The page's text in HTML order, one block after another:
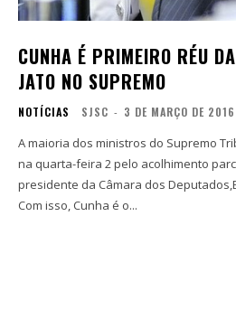
CUNHA É PRIMEIRO RÉU
JATO NO SUPREMO
NOTÍCIAS SJSC - 3 DE MARÇO DE 2016
A maioria dos ministros do Supremo
na quarta-feira 2 pelo acolhimento
presidente da Câmara dos
Com isso, Cunha é o...